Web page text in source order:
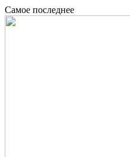
Самое последнее